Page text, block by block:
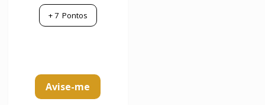
+7Pontos
Avise-me